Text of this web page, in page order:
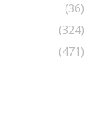
(36)
(324)
(471)